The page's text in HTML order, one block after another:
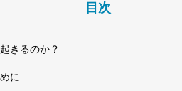
目次
きるのか？
に